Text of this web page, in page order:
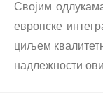
Својим
европске
циљем
надлежности